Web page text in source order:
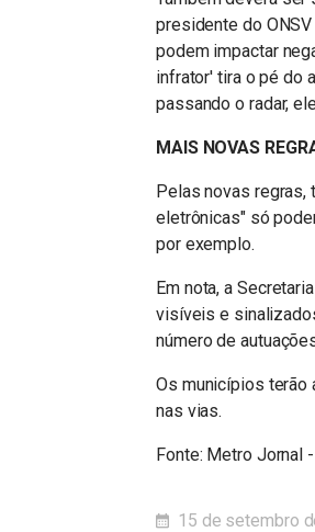
presidente do
podem impactar
infrator' tira o pé do
passando o radar,
MAIS NOVAS
Pelas novas regras,
eletrônicas" só
por exemplo.
Em nota, a
visíveis e
número de
Os municípios terão
nas vias.
Fonte: Metro Jornal -
15 de setembro